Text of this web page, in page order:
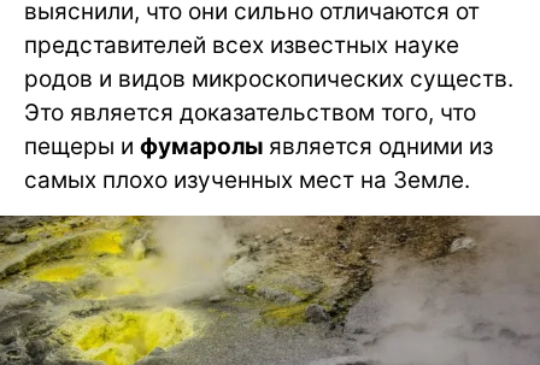
выяснили, что они сильно отличаются от
представителей всех известных науке
родов и видов микроскопических существ.
Это является доказательством того, что
пещеры и фумаролы является одними из
самых плохо изученных мест на Земле.